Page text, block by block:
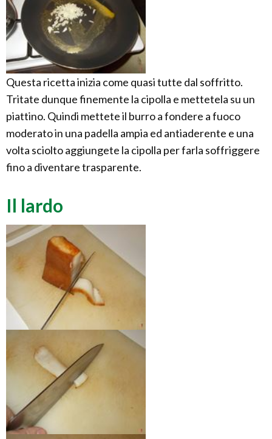
Questa ricetta inizia come quasi tutte dal soffritto.
Tritate dunque finemente la cipolla e mettetela su un
piattino. Quindi mettete il burro a fondere a fuoco
moderato in una padella ampia ed antiaderente e una
volta sciolto aggiungete la cipolla per farla soffriggere
fino a diventare trasparente.
Il lardo